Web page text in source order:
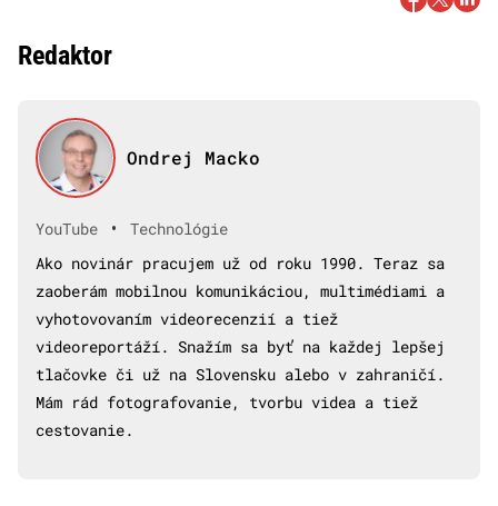
Redaktor
Ondrej Macko
YouTube •
Technológie
Ako novinár pracujem už od roku 1990. Teraz sa
zaoberám mobilnou komunikáciou, multimédiami a
vyhotovovaním videorecenzií a tiež
videoreportáží. Snažím sa byť na každej lepšej
tlačovke či už na Slovensku alebo v zahraničí.
Mám rád fotografovanie, tvorbu videa a tiež
cestovanie.